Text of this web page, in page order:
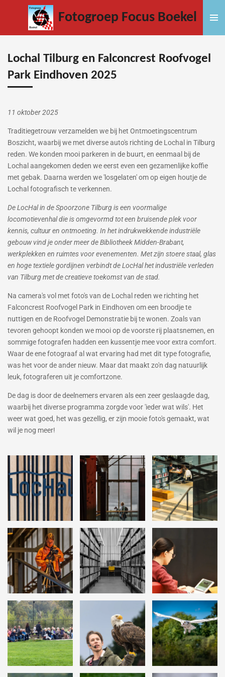
hoofdinhoud
Fotogroep Focus Boekel
Lochal Tilburg en Falconcrest Roofvogel
Park Eindhoven 2025
11 oktober 2025
Traditiegetrouw verzamelden we bij het Ontmoetingscentrum
Boszicht, waarbij we met diverse auto's richting de Lochal in Tilburg
reden. We konden mooi parkeren in de buurt, en eenmaal bij de
Lochal aangekomen deden we eerst even een gezamenlijke koffie
met gebak. Daarna werden we 'losgelaten' om op eigen houtje de
Lochal fotografisch te verkennen.
De LocHal in de Spoorzone Tilburg is een voormalige
locomotievenhal die is omgevormd tot een bruisende plek voor
kennis, cultuur en ontmoeting. In het indrukwekkende industriële
gebouw vind je onder meer de Bibliotheek Midden-Brabant,
werkplekken en ruimtes voor evenementen. Met zijn stoere staal, glas
en hoge textiele gordijnen verbindt de LocHal het industriële verleden
van Tilburg met de creatieve toekomst van de stad.
Na camera's vol met foto's van de Lochal reden we richting het
Falconcrest Roofvogel Park in Eindhoven om een broodje te
nuttigen en de Roofvogel Demonstratie bij te wonen. Zoals van
tevoren gehoopt konden we mooi op de voorste rij plaatsnemen, en
sommige fotografen hadden een kussentje mee voor extra comfort.
Waar de ene fotograaf al wat ervaring had met dit type fotografie,
was het voor de ander nieuw. Maar dat maakt zo'n dag natuurlijk
leuk, fotograferen uit je comfortzone.
De dag is door de deelnemers ervaren als een zeer geslaagde dag,
waarbij het diverse programma zorgde voor 'ieder wat wils'. Het
weer wat goed, het was gezellig, er zijn mooie foto's gemaakt, wat
wil je nog meer!